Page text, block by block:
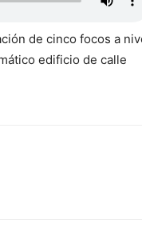
de cinco focos a
edificio de calle